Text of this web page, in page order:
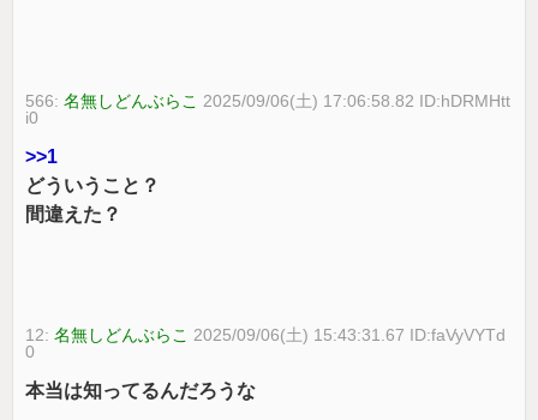
566:名無しどんぶらこ 2025/09/06(土) 17:06:58.82 ID:hDRMHtt
i0
>>1
どういうこと？
間違えた？
12:名無しどんぶらこ 2025/09/06(土) 15:43:31.67 ID:faVyVYTd
0
本当は知ってるんだろうな